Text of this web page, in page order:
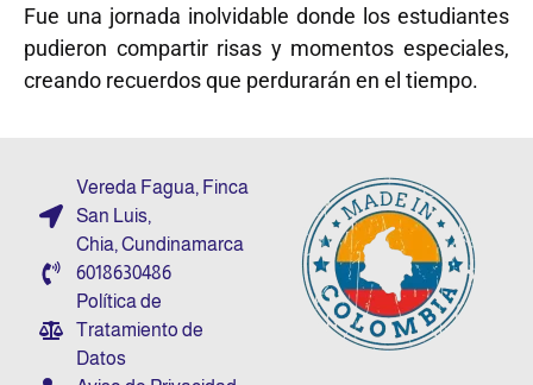
Fue una jornada inolvidable donde los estudiantes
pudieron compartir risas y momentos especiales,
creando recuerdos que perdurarán en el tiempo.
Vereda Fagua, Finca
San Luis,
Chia, Cundinamarca
6018630486
Política de
Tratamiento de
Datos